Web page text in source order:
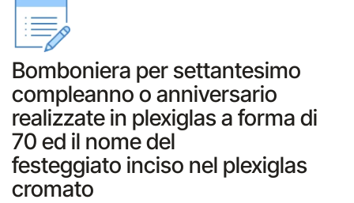
Bomboniera per settantesimo
compleanno o anniversario
realizzate in plexiglas a forma di
70 ed il nome del
festeggiato inciso nel plexiglas
cromato